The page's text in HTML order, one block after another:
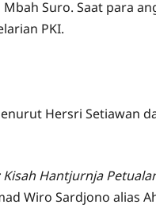
Suro. Saat para
PKI.
Hersri Setiawan
Hantjurnja
Wiro Sardjono alias